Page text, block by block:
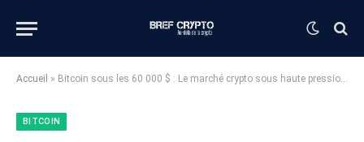
Accueil » Bitcoin sous les 60 000 $ : Le marché crypto sous haute pression !
BITCOIN